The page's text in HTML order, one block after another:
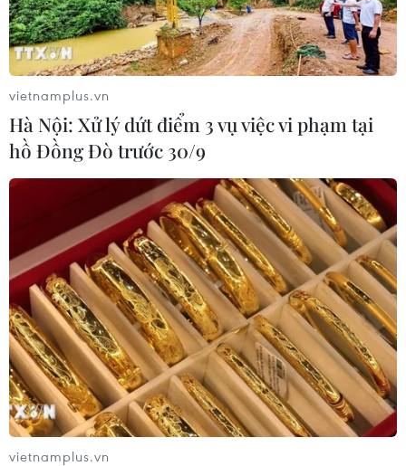
Trung Quốc nâng mức ứng phó khẩn
cấp với bão Dolphin
Điện Biên từng bước hình thành thị
trường tín chỉ carbon rừng
08/08/2026 06:50
Nghệ An: Lũ cuốn cầu tạm trên sông
Nậm Nơn khiến 3 bản ở xã Mỹ Lý bị
chia cắt
08/08/2026 06:36
An Giang: Các bãi rác quá tải trong
khi dự án xử lý tập trung chậm tiến
vietnamplus.vn
Hà Nội: Xử lý dứt điểm 3 vụ việc vi phạm tại
hồ Đồng Đò trước 30/9
vietnamplus.vn